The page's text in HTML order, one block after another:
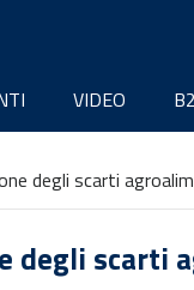
VIDEO
degli scarti
degli scarti